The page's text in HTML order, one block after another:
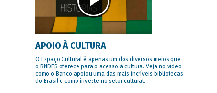
APOIO À CULTURA
O Espaço Cultural é apenas um dos diversos meios que
o BNDES oferece para o acesso à cultura. Veja no vídeo
como o Banco apoiou uma das mais incríveis bibliotecas
do Brasil e como investe no setor cultural.